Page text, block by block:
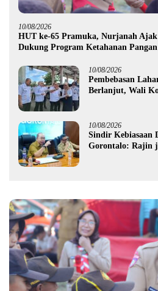
10/08/2026
HUT ke-65 Pramuka, Nurjanah
Dukung Program Ketahanan Pangan
10/08/2026
Pembebasan
Berlanjut, Wali
10/08/2026
Sindir Kebiasaan
Gorontalo: Rajin